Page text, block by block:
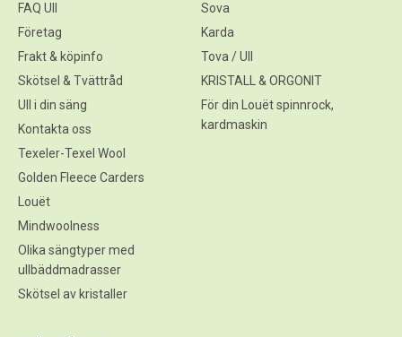
FAQ Ull
Företag
Frakt & köpinfo
Skötsel & Tvättråd
Ull i din säng
Kontakta oss
Texeler-Texel Wool
Golden Fleece Carders
Louët
Mindwoolness
Olika sängtyper med
ullbäddmadrasser
Skötsel av kristaller
Sova
Karda
Tova / Ull
KRISTALL & ORGONIT
För din Louët spinnrock,
kardmaskin